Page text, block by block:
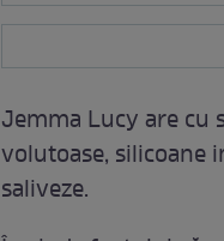
Jemma Lucy are cu
volutoase, silicoane
saliveze.